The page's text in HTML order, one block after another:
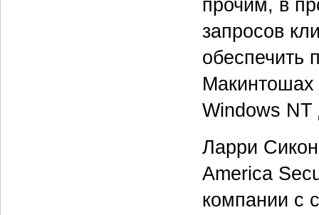
прочим, в
запросов
обеспечить
Макинтошах
Windows NT
Ларри
America
компании с